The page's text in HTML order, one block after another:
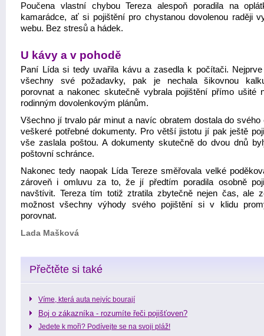
Poučena vlastní chybou Tereza alespoň poradila na
kamarádce, ať si pojištění pro chystanou dovolenou raději
webu. Bez stresů a hádek.
U kávy a v pohodě
Paní Lída si tedy uvařila kávu a zasedla k počítači. Nejprve
všechny své požadavky, pak je nechala šikovnou
porovnat a nakonec skutečně vybrala pojištění přímo ušité
rodinným dovolenkovým plánům.
Všechno jí trvalo pár minut a navíc obratem dostala do svého
veškeré potřebné dokumenty. Pro větší jistotu jí pak ještě
vše zaslala poštou. A dokumenty skutečně do dvou dnů
poštovní schránce.
Nakonec tedy naopak Lída Tereze směřovala velké
zároveň i omluvu za to, že jí předtím poradila osobně
navštívit. Tereza tím totiž ztratila zbytečně nejen čas, ale
možnost všechny výhody svého pojištění si v klidu
porovnat.
Lada Mašková
Přečtěte si také
Víme, která auta nejvíc bourají
Boj o zákazníka - rozumíte řeči pojišťoven?
Jedete k moři? Podívejte se na svoji pláž!